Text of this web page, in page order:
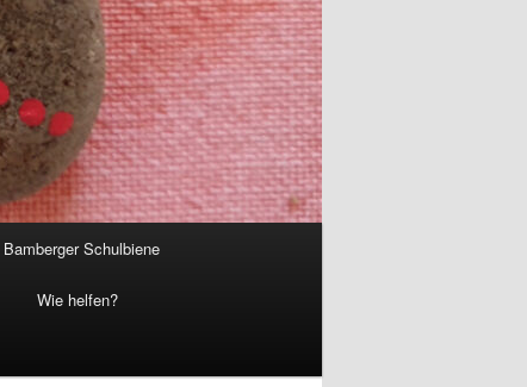
Bamberger Schulbiene
Wie helfen?